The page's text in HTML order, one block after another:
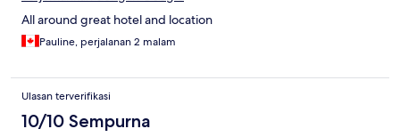
All around great hotel and location
Pauline, perjalanan 2 malam
Ulasan terverifikasi
10/10 Sempurna